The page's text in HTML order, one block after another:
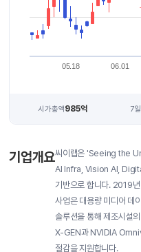
05.18 06.01
시가총액985억 7
기업개요씨이랩은 'Seeing the
AI Infra, Vision AI,
기반으로 합니다. 2019
사업은 대용량 미디어 데
솔루션을 통해 제조시설
X-GEN과 NVIDIA
절감을 지원합니다.